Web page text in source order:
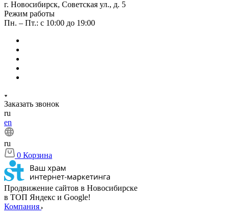
г. Новосибирск, Советская ул., д. 5
Режим работы
Пн. – Пт.: с 10:00 до 19:00
Заказать звонок
ru
en
ru
0 Корзина
Продвижение сайтов в Новосибирске
в ТОП Яндекс и Google!
Компания